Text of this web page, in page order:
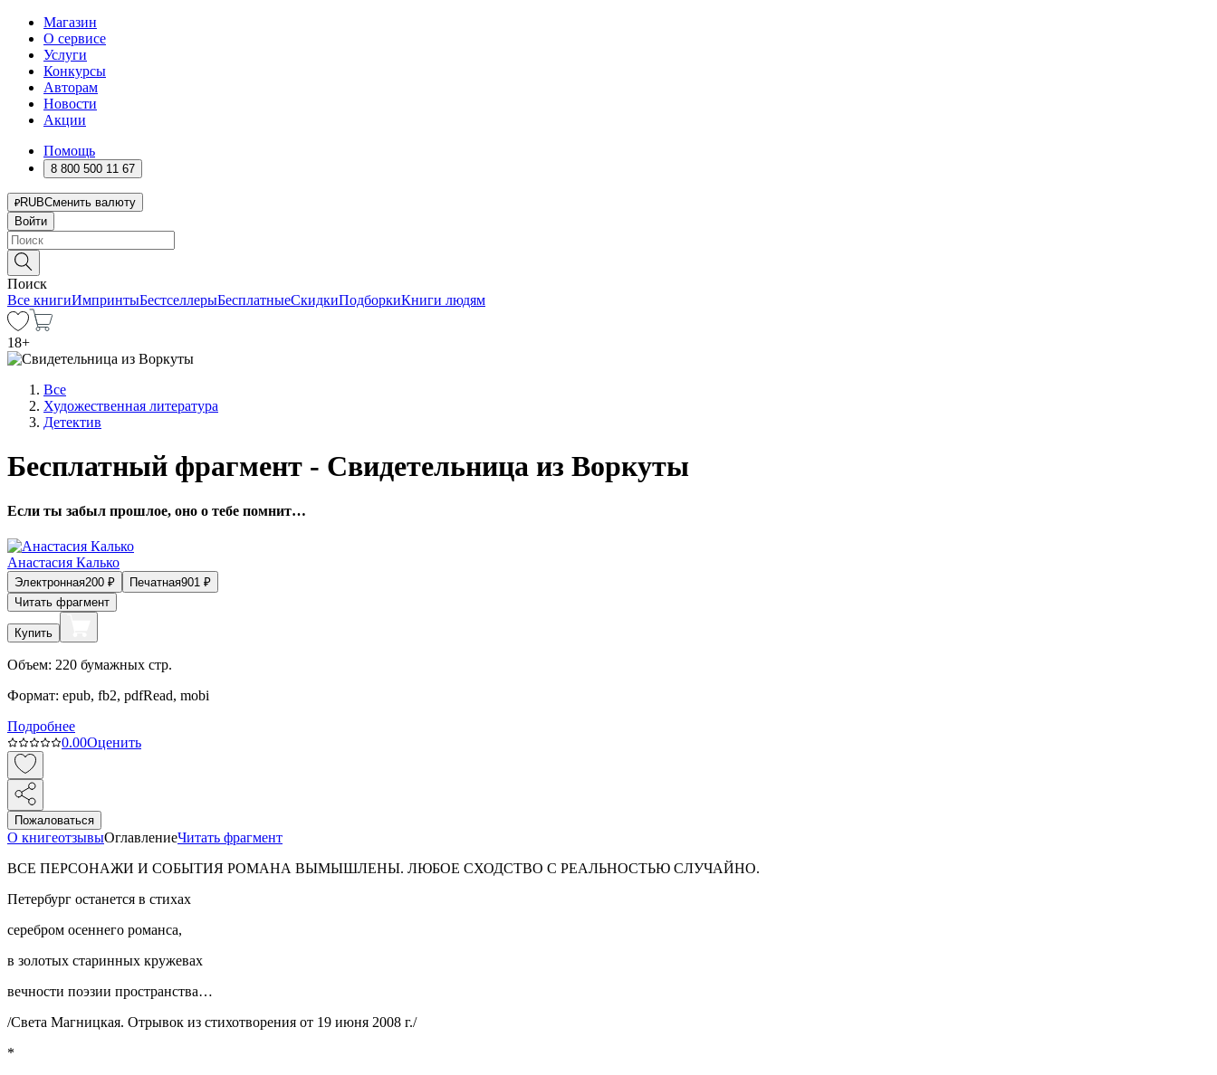
Магазин
О сервисе
Услуги
Конкурсы
Авторам
Новости
Акции
Помощь
8 800 500 11 67
RUBСменить валюту
Войти
Поиск
Все книгиИмпринтыБестселлерыБесплатныеСкидкиПодборкиКниги людям
18+
Все
Художественная литература
Детектив
Бесплатный фрагмент - Свидетельница из Воркуты
Если ты забыл прошлое, оно о тебе помнит…
Анастасия Калько
Электронная200 ₽ Печатная901 ₽
Читать фрагмент
Купить
Объем: 220 бумажных стр.
Формат: epub, fb2, pdfRead, mobi
Подробнее
0.00Оценить
Пожаловаться
О книгеотзывыОглавлениеЧитать фрагмент
ВСЕ ПЕРСОНАЖИ И СОБЫТИЯ РОМАНА ВЫМЫШЛЕНЫ. ЛЮБОЕ СХОДСТВО С РЕАЛЬНОСТЬЮ СЛУЧАЙНО.
Петербург останется в стихах
серебром осеннего романса,
в золотых старинных кружевах
вечности поэзии пространства…
/Света Магницкая. Отрывок из стихотворения от 19 июня 2008 г./
*